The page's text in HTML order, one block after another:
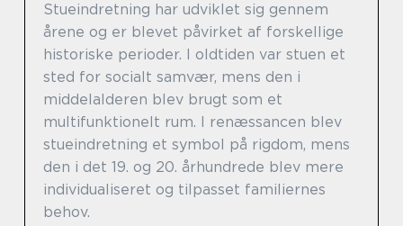
Stueindretning har udviklet sig gennem
årene og er blevet påvirket af forskellige
historiske perioder. I oldtiden var stuen et
sted for socialt samvær, mens den i
middelalderen blev brugt som et
multifunktionelt rum. I renæssancen blev
stueindretning et symbol på rigdom, mens
den i det 19. og 20. århundrede blev mere
individualiseret og tilpasset familiernes
behov.